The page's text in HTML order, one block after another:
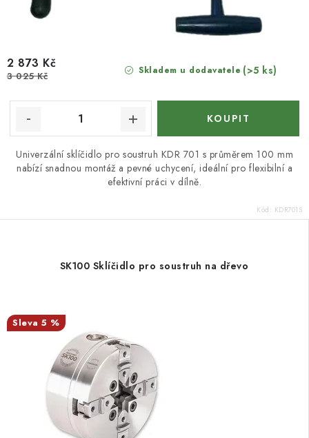
Skladem u dodavatele (>5 ks)
2 873 Kč
3 025 Kč
Univerzální sklíčidlo pro soustruh KDR 701 s průměrem 100 mm
nabízí snadnou montáž a pevné uchycení, ideální pro flexibilní a
efektivní práci v dílně.
Kód: KDR701S
SK100 Sklíčidlo pro soustruh na dřevo
5 %